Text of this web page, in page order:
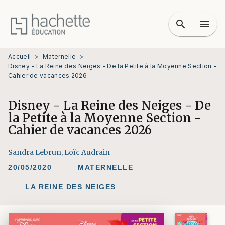
MENU RECHERCHE
PIED DE PAGE
search menu
Accueil > Maternelle
>
Disney - La Reine des Neiges - De la Petite à la Moyenne Section -
Cahier de vacances 2026
Disney - La Reine des Neiges - De
la Petite à la Moyenne Section -
Cahier de vacances 2026
Sandra Lebrun, Loïc Audrain
20/05/2020 MATERNELLE
LA REINE DES NEIGES